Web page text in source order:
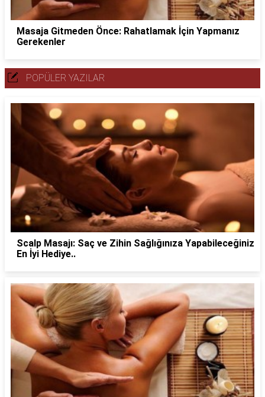
Masaja Gitmeden Önce: Rahatlamak İçin Yapmanız
Gerekenler
POPÜLER YAZILAR
Scalp Masajı: Saç ve Zihin Sağlığınıza Yapabileceğiniz
En İyi Hediye..